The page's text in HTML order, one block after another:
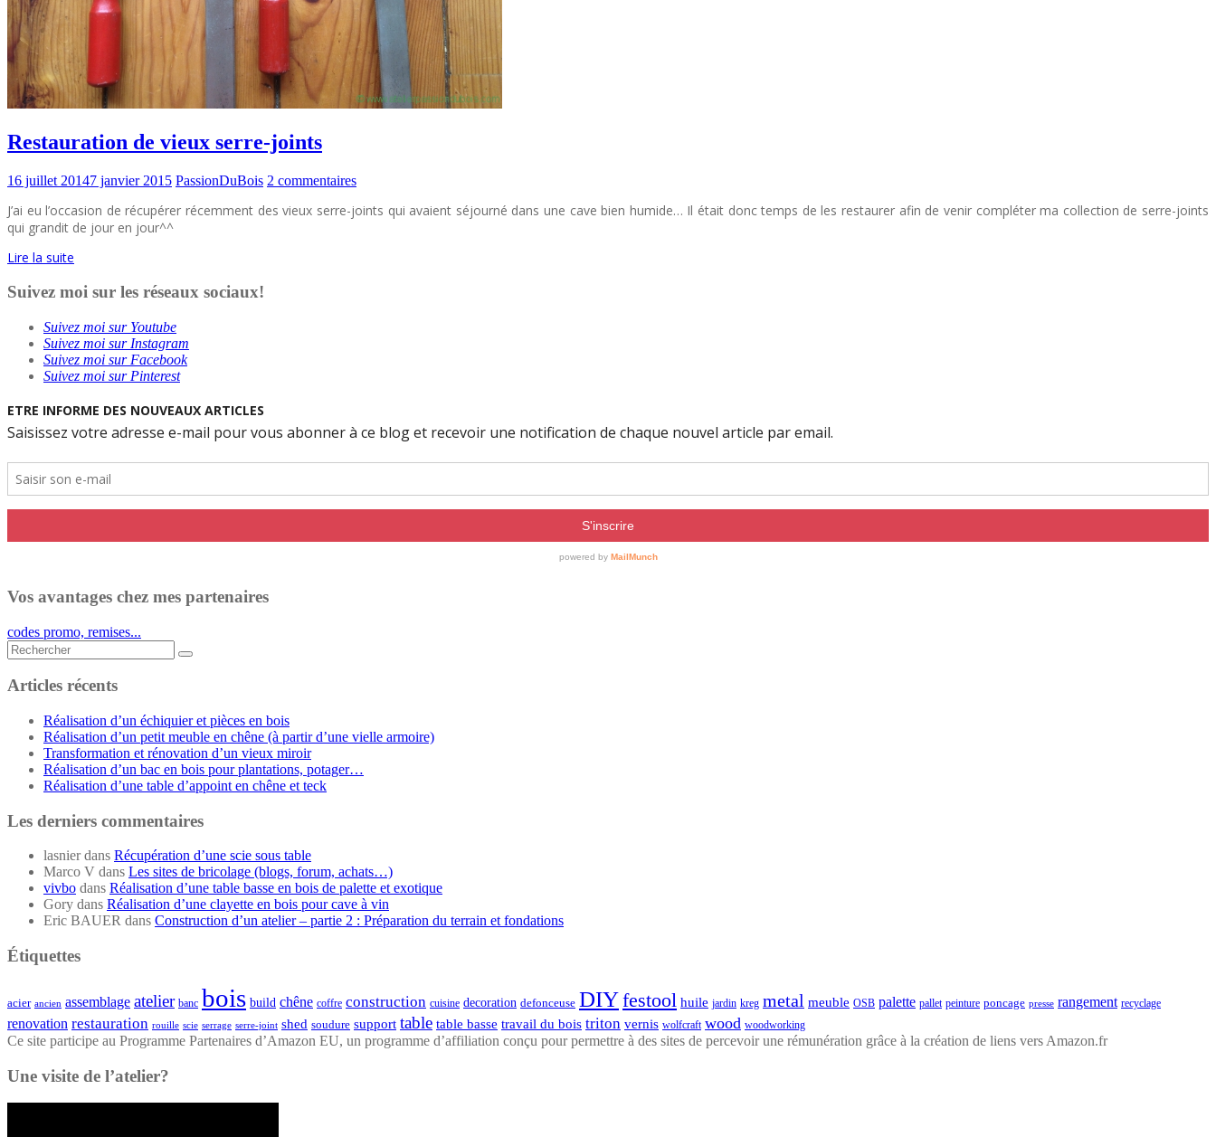
Restauration de vieux serre-joints
16 juillet 20147 janvier 2015 PassionDuBois 2 commentaires
J’ai eu l’occasion de récupérer récemment des vieux serre-joints qui avaient séjourné dans une cave bien humide… Il était donc temps de les restaurer afin de venir compléter ma collection de serre-joints
qui grandit de jour en jour^^
Lire la suite
Suivez moi sur les réseaux sociaux!
Suivez moi sur Youtube
Suivez moi sur Instagram
Suivez moi sur Facebook
Suivez moi sur Pinterest
Vos avantages chez mes partenaires
codes promo, remises...
Rechercher...
Articles récents
Réalisation d’un échiquier et pièces en bois
Réalisation d’un petit meuble en chêne (à partir d’une vielle armoire)
Transformation et rénovation d’un vieux miroir
Réalisation d’un bac en bois pour plantations, potager…
Réalisation d’une table d’appoint en chêne et teck
Les derniers commentaires
lasnierdans Récupération d’une scie sous table
Marco V dans Les sites de bricolage (blogs, forum, achats…)
vivbo dans Réalisation d’une table basse en bois de palette et exotique
Gory dans Réalisation d’une clayette en bois pour cave à vin
Eric BAUER dans Construction d’un atelier – partie 2 : Préparation du terrain et fondations
Étiquettes
acier ancien assemblage atelier banc bois build chêne coffre construction cuisine decoration defonceuse DIYfestool huile jardin kreg metal meuble OSB palette pallet peinture poncage presse rangement recyclage
renovation restauration rouille scie serrage serre-joint shed soudure support table table basse travail du bois triton vernis wolfcraft wood woodworking
Ce site participe au Programme Partenaires d’Amazon EU, un programme d’affiliation conçu pour permettre à des sites de percevoir une rémunération grâce à la création de liens vers Amazon.fr
Une visite de l’atelier?